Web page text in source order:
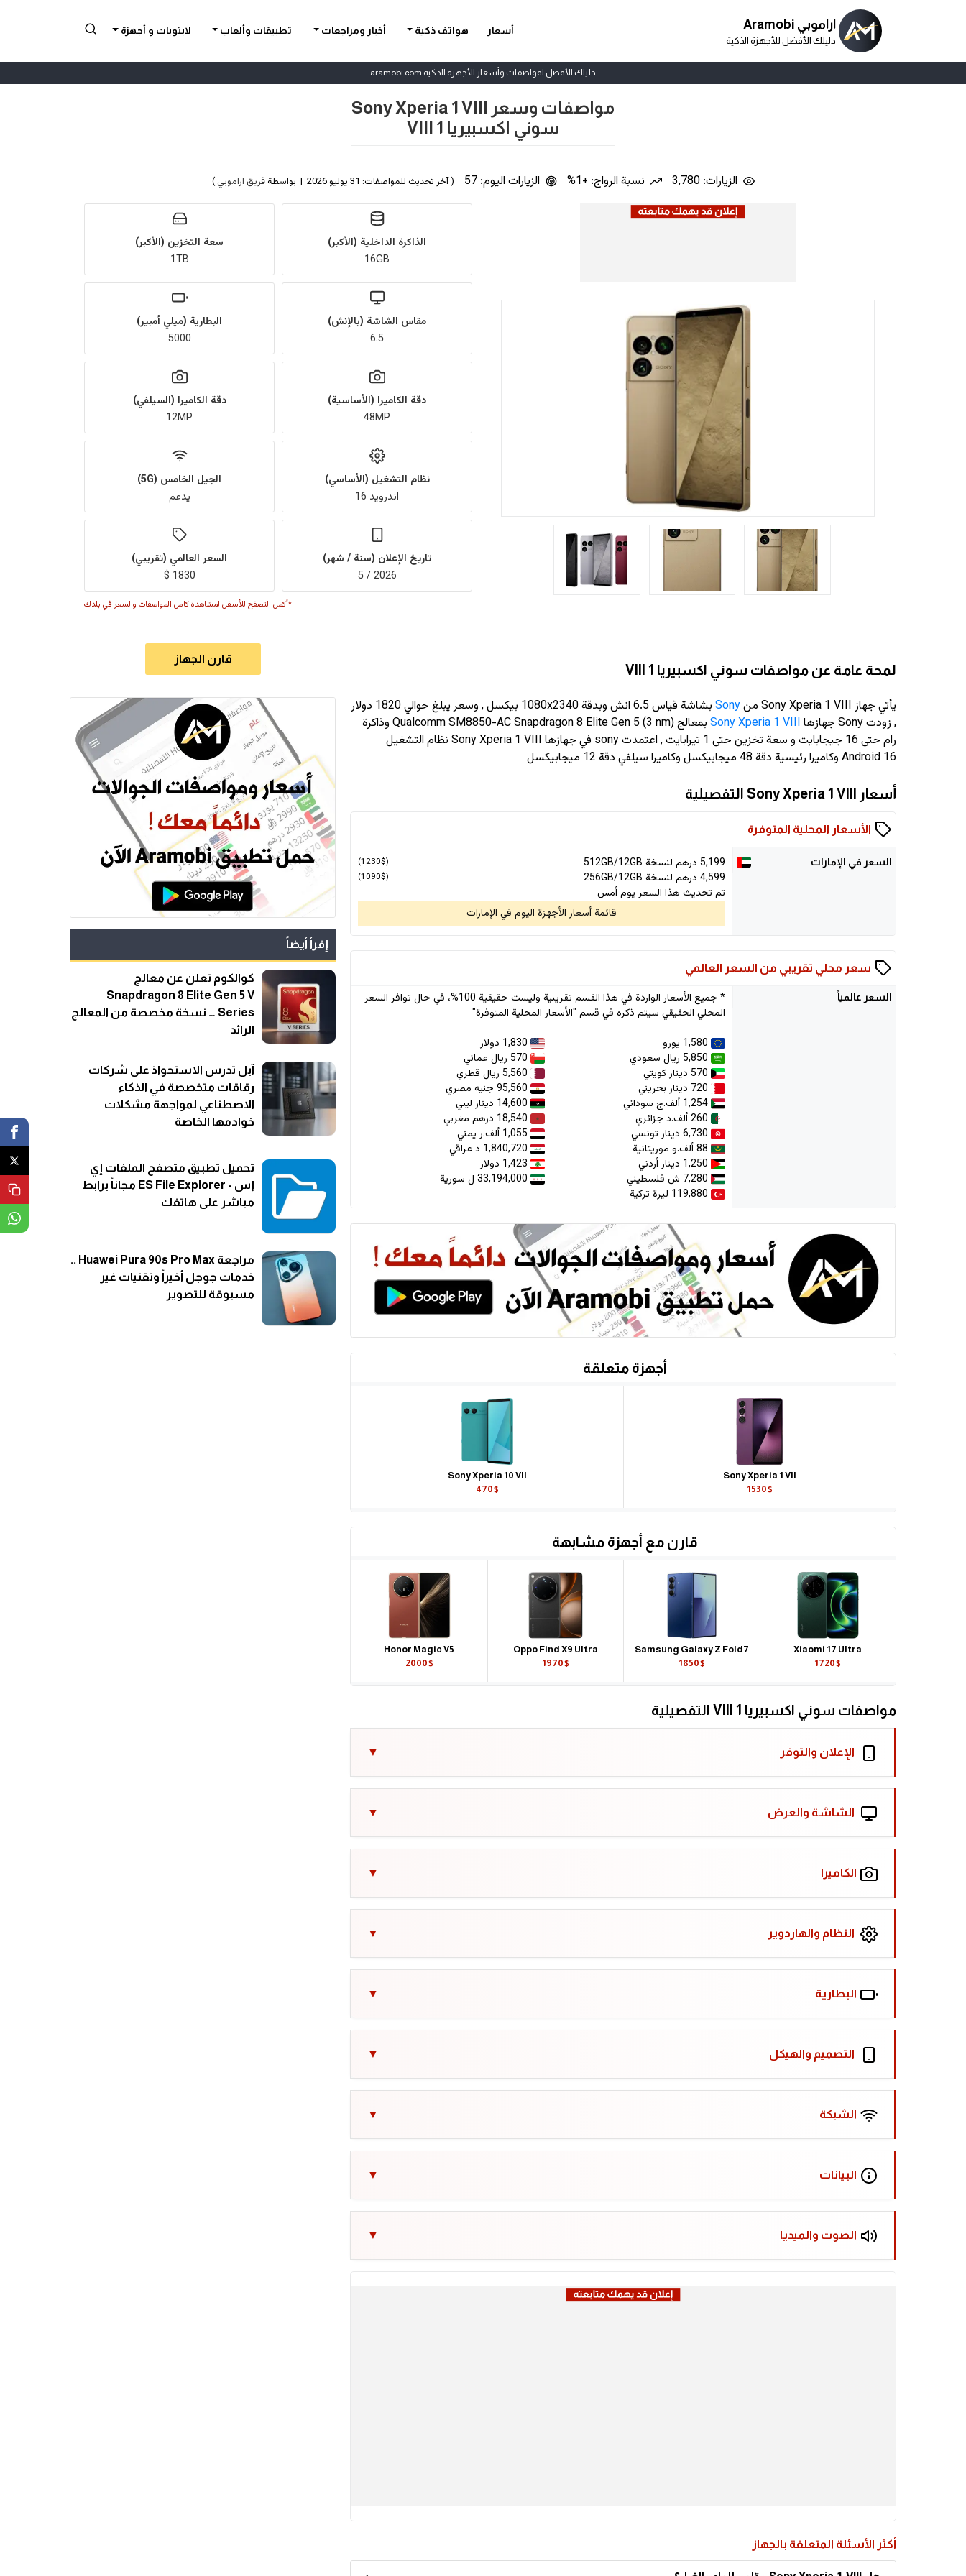
اراموبي Aramobi
دليلك الأفضل للأجهزة الذكية
أسعار هواتف ذكية أخبار ومراجعات تطبيقات وألعاب لابتوبات و أجهزة
دليلك الأفضل لمواصفات وأسعار الأجهزة الذكية aramobi.com
مواصفات وسعر Sony Xperia 1 VIII
سوني اكسبيريا 1 VIII
الزيارات: 3,780 نسبة الرواج: +1% الزيارات اليوم: 57 ( آخر تحديث للمواصفات: 31 يوليو 2026 | بواسطة فريق اراموبي )
الذاكرة الداخلية (الأكبر)
16GB
سعة التخزين (الأكبر)
1TB
مقاس الشاشة (بالإنش)
6.5
البطارية (ميلي أمبير)
5000
دقة الكاميرا (الأساسية)
48MP
دقة الكاميرا (السيلفي)
12MP
نظام التشغيل (الأساسي)
اندرويد 16
الجيل الخامس (5G)
يدعم
تاريخ الإعلان (سنة / شهر)
2026 / 5
السعر العالمي (تقريبي)
1830 $
*أكمل التصفح للأسفل لمشاهدة كامل المواصفات والسعر في بلدك
لمحة عامة عن مواصفات سوني اكسبيريا 1 VIII
يأتي جهاز Sony Xperia 1 VIII من Sony بشاشة قياس 6.5 انش وبدقة 1080x2340 بيكسل , وسعر يبلغ حوالي 1820 دولار
, زودت Sony جهازها
Sony Xperia 1 VIII
بمعالج Qualcomm SM8850-AC Snapdragon 8 Elite Gen 5 (3 nm) وذاكرة
رام حتى 16 جيجابايت و سعة تخزين حتى 1 تيرابايت , اعتمدت sony في جهازها Sony Xperia 1 VIII نظام التشغيل
Android 16 وكاميرا رئيسية دقة 48 ميجابيكسل وكاميرا سيلفي دقة 12 ميجابيكسل
أسعار Sony Xperia 1 VIII التفصيلية
الأسعار المحلية المتوفرة
السعر في الإمارات 5,199
(1230$)
درهم لنسخة 512GB/12GB
4,599
(1090$)
درهم لنسخة 256GB/12GB
تم تحديث هذا السعر يوم أمس
قائمة أسعار الأجهزة اليوم في الإمارات
سعر محلي تقريبي من السعر العالمي
السعر عالمياً
* جميع الأسعار الواردة في هذا القسم تقريبية وليست حقيقية 100%، في حال توافر السعر
المحلي الحقيقي سيتم ذكره في قسم "الأسعار المحلية المتوفرة"
1,254 ألف.ج سوداني
أجهزة متعلقة
Sony Xperia 1 VII
1530$
Sony Xperia 10 VII
470$
قارن مع أجهزة مشابهة
Xiaomi 17 Ultra
1720$
Samsung Galaxy Z Fold7
1850$
Oppo Find X9 Ultra
1970$
Honor Magic V5
2000$
مواصفات سوني اكسبيريا 1 VIII التفصيلية
الإعلان والتوفر
الشاشة والعرض
الكاميرا
النظام والهاردوير
البطارية
التصميم والهيكل
الشبكة
البيانات
الصوت والميديا
أكثر الأسئلة المتعلقة بالجهاز
قارن الجهاز
إقرأ أيضاً
كوالكوم تعلن عن معالج
Snapdragon 8 Elite Gen 5 V
Series … نسخة مخصصة من المعالج
الرائد
آبل تدرس الاستحواذ على شركات
رقاقات متخصصة في الذكاء
الاصطناعي لمواجهة مشكلات
خوادمها الخاصة
تحميل تطبيق متصفح الملفات إي
إس - ES File Explorer مجاناً برابط
مباشر على هاتفك
مراجعة Huawei Pura 90s Pro Max ..
خدمات جوجل أخيراً وتقنيات غير
مسبوقة للتصوير